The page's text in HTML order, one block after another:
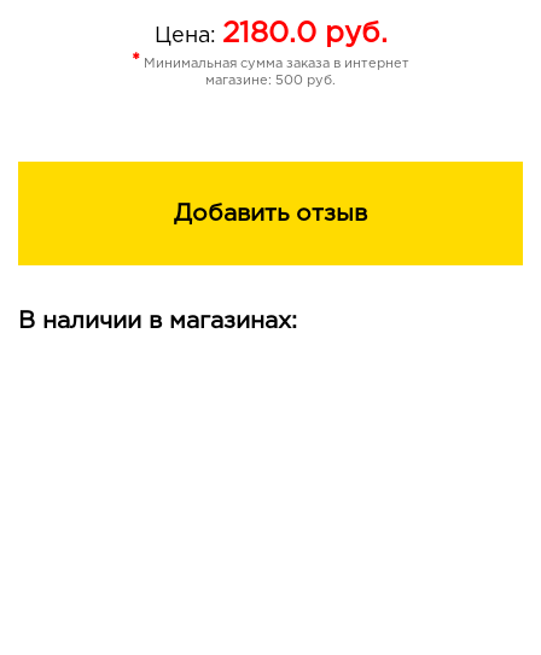
Цена: 2180.0руб.
* Минимальная сумма заказа в интернет
магазине: 500 руб.
Добавить отзыв
В наличии в магазинах: